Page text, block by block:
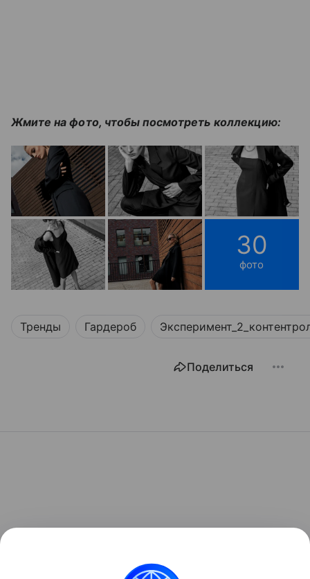
Жмите на фото, чтобы посмотреть коллекцию:
30
фото
Тренды Гардероб
Поделиться